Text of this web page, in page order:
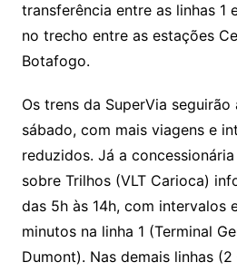
transferência entre as linhas 1
no trecho entre as estações
Botafogo.
Os trens da SuperVia
sábado, com mais viagens e
reduzidos. Já a
sobre Trilhos (VLT Carioca)
das 5h às 14h, com intervalos
minutos na linha 1 (Terminal
Dumont). Nas demais linhas